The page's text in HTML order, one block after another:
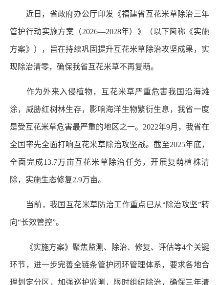
近日，省政府办公厅印发《福建省互花米草除治三年
管护行动实施方案（2026—2028年）》（以下简称《实施
方案》），旨在持续巩固提升互花米草除治攻坚成果，实
现除治清零，确保我省互花米草不再复萌。
作为外来入侵植物，互花米草严重危害我国沿海滩
涂，威胁红树林生存，影响海洋生物繁衍生息，我省一度
是受互花米草危害最严重的地区之一。2022年9月，我省在
全国率先全面打响互花米草除治攻坚战。截至2025年底，
全面完成13.7万亩互花米草除治任务，开展复萌植株清
除，实施生态修复2.9万亩。
当前，我国互花米草防治工作重点已从“除治攻坚”转
向“长效管控”。
《实施方案》聚焦监测、除治、修复、评估等4个关键
环节，进一步完善全链条管护闭环管理体系，要求各地合
理划定分区，加强巡护监测，限时组织除治，确保三年清